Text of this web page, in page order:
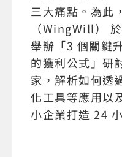
三大痛點。為此
（WingWill）
舉辦「3 個關鍵
的獲利公式」研
家，解析如何透
化工具等應用以
小企業打造 24